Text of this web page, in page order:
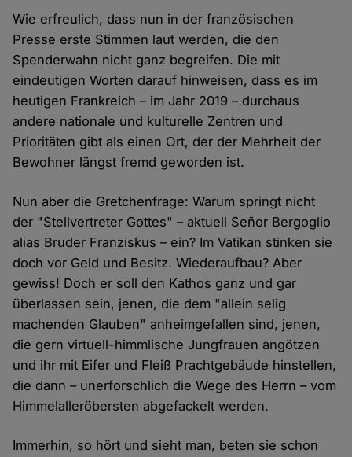
Wie erfreulich, dass nun in der französischen
Presse erste Stimmen laut werden, die den
Spenderwahn nicht ganz begreifen. Die mit
eindeutigen Worten darauf hinweisen, dass es im
heutigen Frankreich – im Jahr 2019 – durchaus
andere nationale und kulturelle Zentren und
Prioritäten gibt als einen Ort, der der Mehrheit der
Bewohner längst fremd geworden ist.
Nun aber die Gretchenfrage: Warum springt nicht
der "Stellvertreter Gottes" – aktuell Señor Bergoglio
alias Bruder Franziskus – ein? Im Vatikan stinken sie
doch vor Geld und Besitz. Wiederaufbau? Aber
gewiss! Doch er soll den Kathos ganz und gar
überlassen sein, jenen, die dem "allein selig
machenden Glauben" anheimgefallen sind, jenen,
die gern virtuell-himmlische Jungfrauen angötzen
und ihr mit Eifer und Fleiß Prachtgebäude hinstellen,
die dann – unerforschlich die Wege des Herrn – vom
Himmelalleröbersten abgefackelt werden.
Immerhin, so hört und sieht man, beten sie schon